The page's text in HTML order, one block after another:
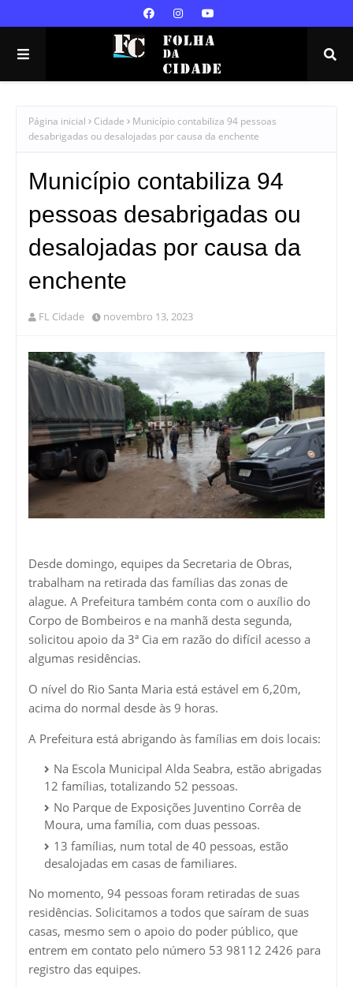
Página inicial Cidade
Município contabiliza 94 pessoas
desabrigadas ou desalojadas por causa da enchente
Município contabiliza 94
pessoas desabrigadas ou
desalojadas por causa da
enchente
FL Cidade novembro 13, 2023
Desde domingo, equipes da Secretaria de Obras,
trabalham na retirada das famílias das zonas de
alague. A Prefeitura também conta com o auxílio do
Corpo de Bombeiros e na manhã desta segunda,
solicitou apoio da 3ª Cia em razão do difícil acesso a
algumas residências.
O nível do Rio Santa Maria está estável em 6,20m,
acima do normal desde às 9 horas.
A Prefeitura está abrigando às famílias em dois locais:
Na Escola Municipal Alda Seabra, estão abrigadas
12 famílias, totalizando 52 pessoas.
No Parque de Exposições Juventino Corrêa de
Moura, uma família, com duas pessoas.
13 famílias, num total de 40 pessoas, estão
desalojadas em casas de familiares.
No momento, 94 pessoas foram retiradas de suas
residências. Solicitamos a todos que saíram de suas
casas, mesmo sem o apoio do poder público, que
entrem em contato pelo número 53 98112 2426 para
registro das equipes.